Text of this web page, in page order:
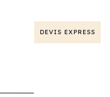
DEVIS EXPRESS